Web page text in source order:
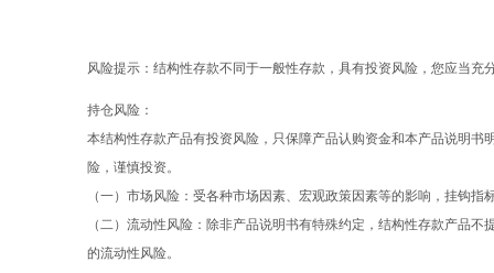
风险提示：结构性存款不同于一般性存款，具有投资风险，您应当充
持仓风险：
本结构性存款产品有投资风险，只保障产品认购资金和本产品说明
险，谨慎投资。
（一）市场风险：受各种市场因素、宏观政策因素等的影响，挂钩
（二）流动性风险：除非产品说明书有特殊约定，结构性存款产品
的流动性风险。